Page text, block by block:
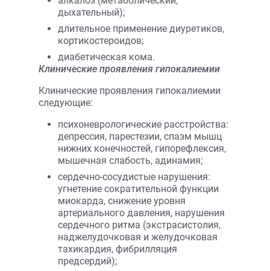
дыхательный);
длительное применение диуретиков,
кортикостероидов;
диабетическая кома.
Клинические проявления гипокалиемии
Клинические проявления гипокалиемии
следующие:
психоневрологические расстройства:
депрессия, парестезии, спазм мышц
нижних конечностей, гипорефлексия,
мышечная слабость, адинамия;
сердечно-сосудистые нарушения:
угнетение сократительной функции
миокарда, снижение уровня
артериального давления, нарушения
сердечного ритма (экстрасистолия,
наджелудочковая и желудочковая
тахикардия, фибрилляция
предсердий);